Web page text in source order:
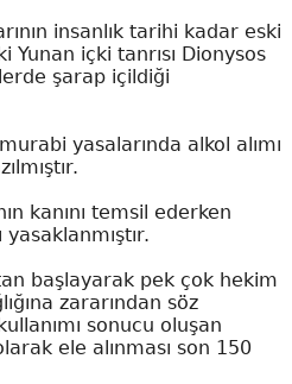
insanlık tarihi kadar eski
içki tanrısı Dionysos
şarap içildiği
yasalarında alkol alımı
kanını temsil ederken
başlayarak pek çok hekim
zararından söz
sonucu oluşan
ele alınması son 150